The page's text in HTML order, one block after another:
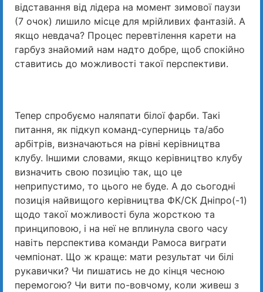
відставання від лідера на момент зимової паузи
(7 очок) лишило місце для мрійливих фантазій. А
якщо невдача? Процес перевтілення карети на
гарбуз знайомий нам надто добре, щоб спокійно
ставитись до можливості такої перспективи.
Тепер спробуємо наляпати білої фарби. Такі
питання, як підкуп команд-суперниць та/або
арбітрів, визначаються на рівні керівництва
клубу. Іншими словами, якщо керівництво клубу
визначить свою позицію так, що це
неприпустимо, то цього не буде. А до сьогодні
позиція найвищого керівництва ФК/СК Дніпро(-1)
щодо такої можливості була жорсткою та
принциповою, і на неї не вплинула свого часу
навіть перспектива команди Рамоса виграти
чемпіонат. Що ж краще: мати результат чи білі
рукавички? Чи пишатись не до кінця чесною
перемогою? Чи вити по-вовчому, коли живеш з